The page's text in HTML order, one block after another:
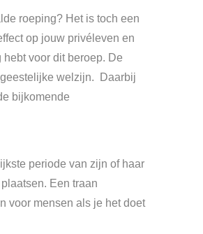
roeping? Het is toch een
op jouw privéleven en
voor dit beroep. De
welzijn. Daarbij
bijkomende
periode van zijn of haar
Een traan
voor mensen als je het doet